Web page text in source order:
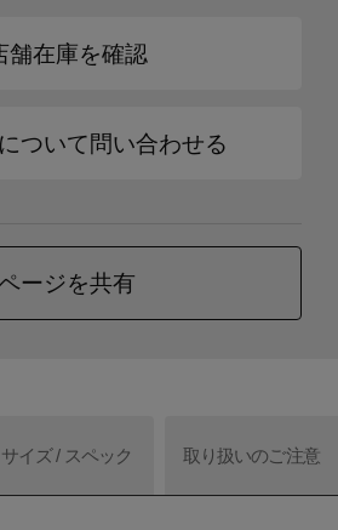
舗在庫を確認
ついて問い合わせる
ージを共有
サイズ / スペック 取り扱いのご注意